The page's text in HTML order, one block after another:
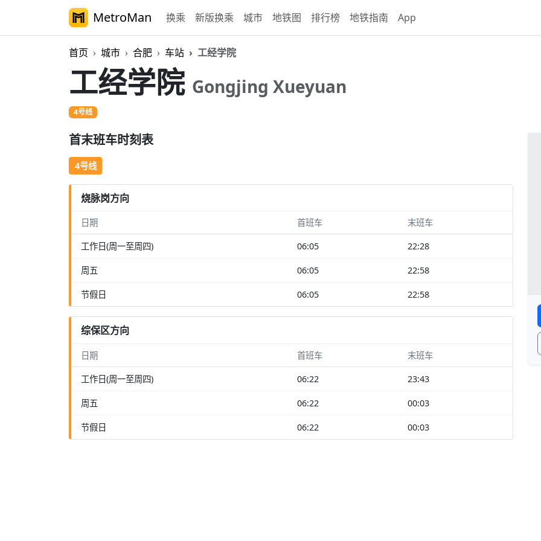
MetroMan 换乘 新版换乘 城市 地铁图 排行榜 地铁指南 App
首页 城市 合肥 车站 工经学院
工经学院 Gongjing Xueyuan
4号线
首末班车时刻表
4号线
烧脉岗方向
日期 首班车 末班车
工作日(周一至周四) 06:05 22:28
周五 06:05 22:58
节假日 06:05 22:58
综保区方向
日期 首班车 末班车
工作日(周一至周四) 06:22 23:43
周五 06:22 00:03
节假日 06:22 00:03